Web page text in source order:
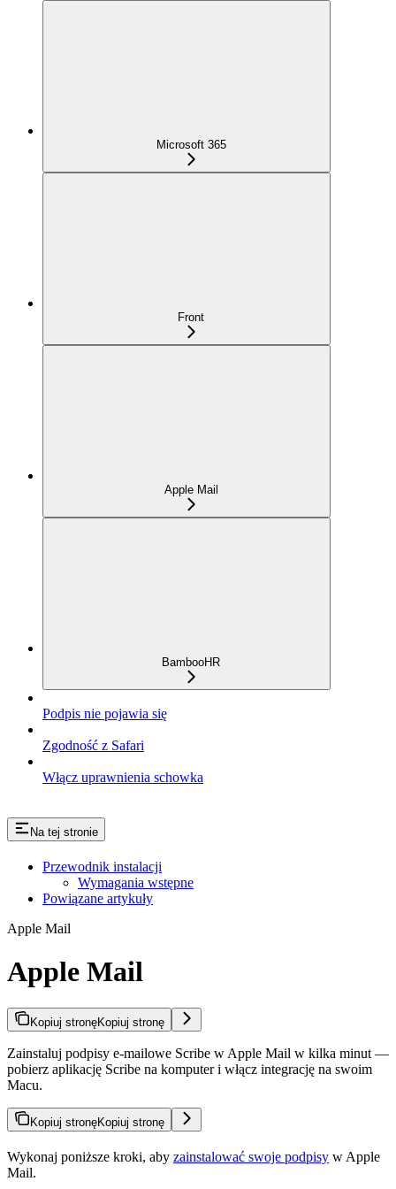
Microsoft 365
Front
Apple Mail
BambooHR
Podpis nie pojawia się
Zgodność z Safari
Włącz uprawnienia schowka
Na tej stronie
Przewodnik instalacji
Wymagania wstępne
Powiązane artykuły
Apple Mail
Apple Mail
Kopiuj stronęKopiuj stronę
Zainstaluj podpisy e-mailowe Scribe w Apple Mail w kilka minut —
pobierz aplikację Scribe na komputer i włącz integrację na swoim
Macu.
Kopiuj stronęKopiuj stronę
Wykonaj poniższe kroki, aby zainstalować swoje podpisy w Apple
Mail.